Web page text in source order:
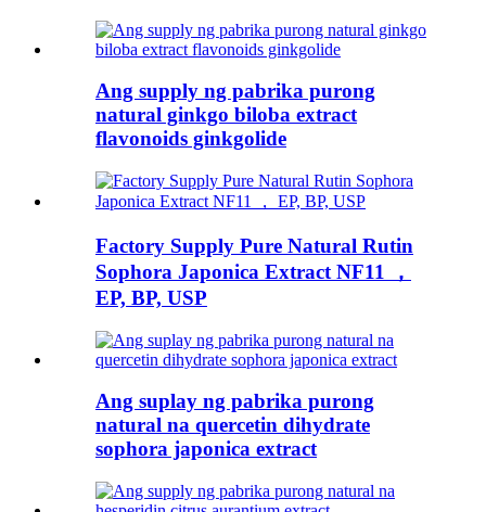
Ang supply ng pabrika purong
natural ginkgo biloba extract
flavonoids ginkgolide
Factory Supply Pure Natural Rutin
Sophora Japonica Extract NF11 ，
EP, BP, USP
Ang suplay ng pabrika purong
natural na quercetin dihydrate
sophora japonica extract